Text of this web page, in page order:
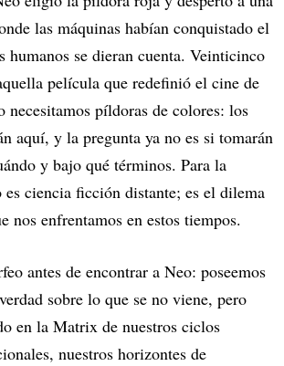
las máquinas habían conquistado el
humanos se dieran cuenta. Veinticinco
película que redefinió el cine de
necesitamos píldoras de colores: los
aquí, y la pregunta ya no es si tomarán
y bajo qué términos. Para la
es ciencia ficción distante; es el dilema
nos enfrentamos en estos tiempos.
antes de encontrar a Neo: poseemos
sobre lo que se no viene, pero
en la Matrix de nuestros ciclos
nuestros horizontes de